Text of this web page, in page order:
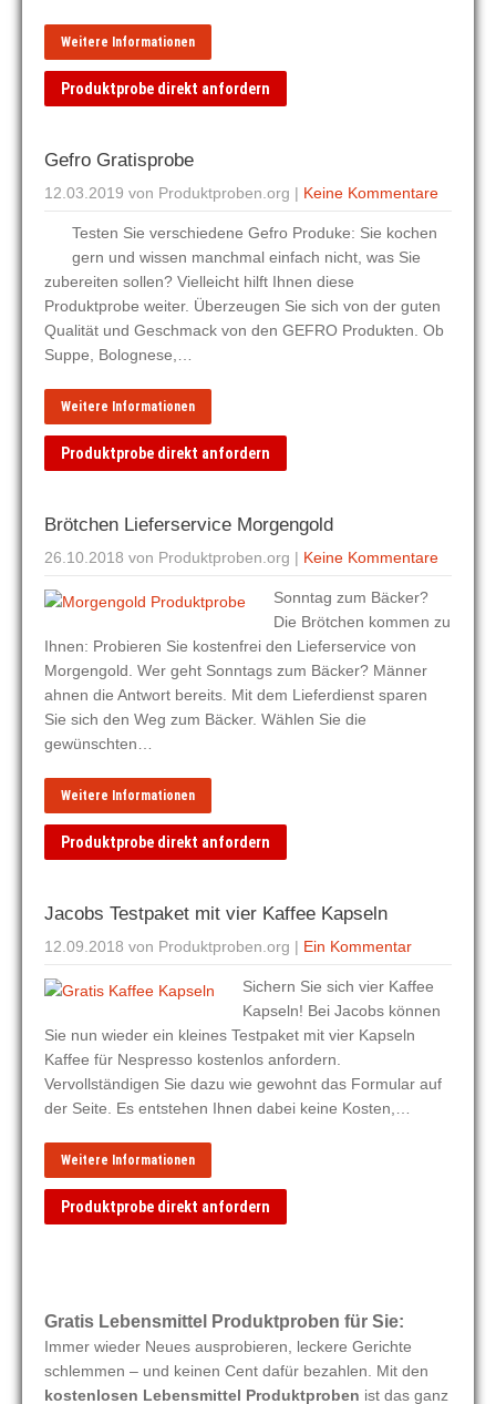
Weitere Informationen
Produktprobe direkt anfordern
Gefro Gratisprobe
12.03.2019 von Produktproben.org | Keine Kommentare
Testen Sie verschiedene Gefro Produke: Sie kochen
gern und wissen manchmal einfach nicht, was Sie
zubereiten sollen? Vielleicht hilft Ihnen diese
Produktprobe weiter. Überzeugen Sie sich von der guten
Qualität und Geschmack von den GEFRO Produkten. Ob
Suppe, Bolognese,…
Weitere Informationen
Produktprobe direkt anfordern
Brötchen Lieferservice Morgengold
26.10.2018 von Produktproben.org | Keine Kommentare
Sonntag zum Bäcker?
Die Brötchen kommen zu
Ihnen: Probieren Sie kostenfrei den Lieferservice von
Morgengold. Wer geht Sonntags zum Bäcker? Männer
ahnen die Antwort bereits. Mit dem Lieferdienst sparen
Sie sich den Weg zum Bäcker. Wählen Sie die
gewünschten…
Weitere Informationen
Produktprobe direkt anfordern
Jacobs Testpaket mit vier Kaffee Kapseln
12.09.2018 von Produktproben.org | Ein Kommentar
Sichern Sie sich vier Kaffee
Kapseln! Bei Jacobs können
Sie nun wieder ein kleines Testpaket mit vier Kapseln
Kaffee für Nespresso kostenlos anfordern.
Vervollständigen Sie dazu wie gewohnt das Formular auf
der Seite. Es entstehen Ihnen dabei keine Kosten,…
Weitere Informationen
Produktprobe direkt anfordern
Gratis Lebensmittel Produktproben für Sie:
Immer wieder Neues ausprobieren, leckere Gerichte
schlemmen – und keinen Cent dafür bezahlen. Mit den
kostenlosen Lebensmittel Produktproben ist das ganz